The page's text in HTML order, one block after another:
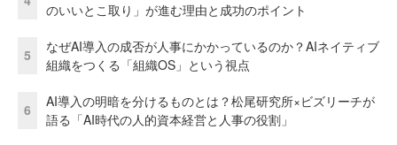
のいいとこ取り」が進む理由と成功のポイント
5
なぜAI導入の成否が人事にかかっているのか？AIネイティブ
組織をつくる「組織OS」という視点
6
AI導入の明暗を分けるものとは？松尾研究所×ビズリーチが
語る「AI時代の人的資本経営と人事の役割」